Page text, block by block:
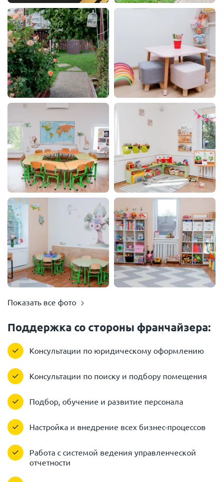
Показать все фото
Поддержка со стороны франчайзера:
Консультации по юридическому оформлению
Консультации по поиску и подбору помещения
Подбор, обучение и развитие персонала
Настройка и внедрение всех бизнес-процессов
Работа с системой ведения управленческой
отчетности